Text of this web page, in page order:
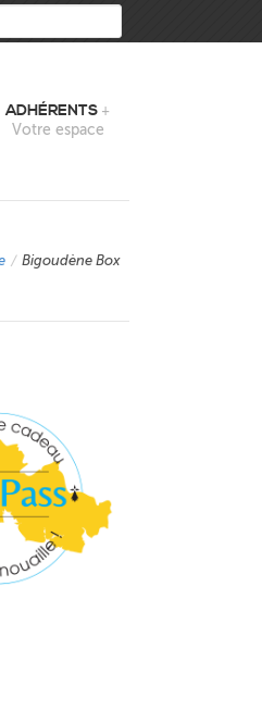
ADHÉRENTS
Votre espace
/ Bigoudène Box